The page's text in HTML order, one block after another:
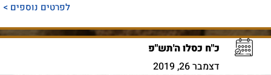
לפרטים נוספים >
כ"ח כסלו ה'תש"פ
דצמבר 26, 2019